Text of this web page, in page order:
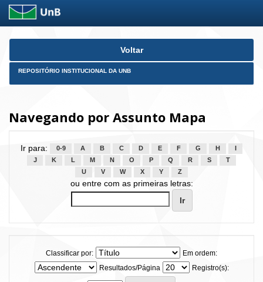
Skip
Voltar
REPOSITÓRIO INSTITUCIONAL DA UNB
Navegando por Assunto Mapa
Ir para: 0-9 A B C D E F G H
J
K L M N O P Q R S
T
U
V W X Y Z
ou entre com as primeiras letras:
Classificar por:
Em ordem:
Resultados/Página
Registro(s):